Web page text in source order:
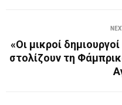
«Οι μικροί
στολίζουν τη